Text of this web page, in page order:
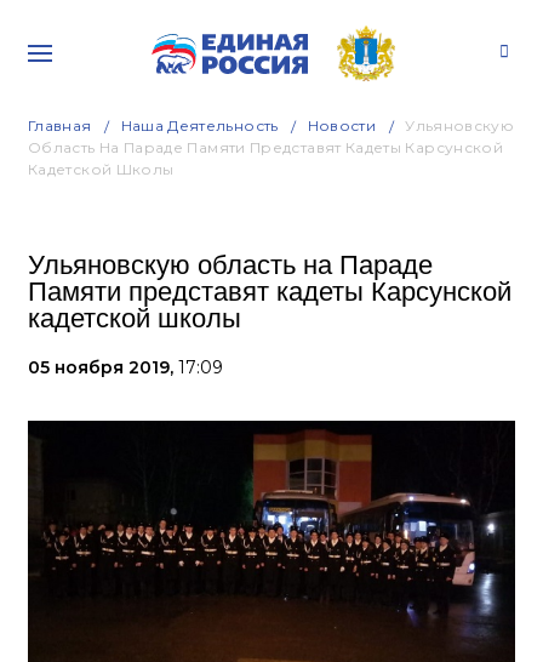
Главная Наша Деятельность Новости
Ульяновскую
Область На Параде Памяти Представят Кадеты Карсунской
Кадетской Школы
Ульяновскую область на Параде
Памяти представят кадеты Карсунской
кадетской школы
05 ноября 2019, 17:09